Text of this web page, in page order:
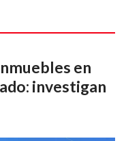
en
investigan